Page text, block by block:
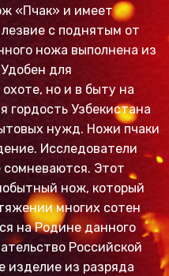
«Пчак» и имеет
с поднятым от
ножа выполнена из
для
но и в быту на
гордость Узбекистана
нужд. Ножи пчаки
Исследователи
сомневаются. Этот
нож, который
многих сотен
на Родине данного
Российской
изделие из разряда